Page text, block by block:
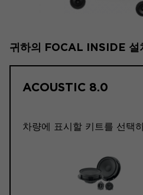
귀하의 FOCAL INSIDE 설
ACOUSTIC 8.0
차량에 표시할 키트를 선택